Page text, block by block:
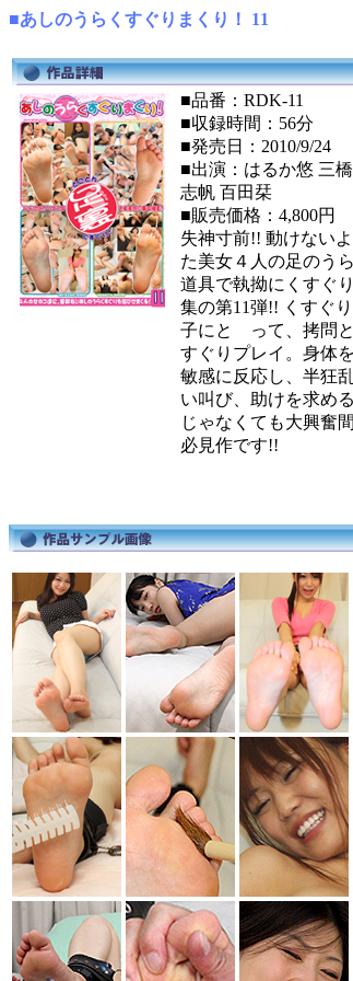
■あしのうらくすぐりまくり！ 11
■品番：RDK-11
■収録時間：56分
■発売日：2010/9/24
■出演：はるか悠 三
志帆 百田栞
■販売価格：4,800円
失神寸前!! 動けない
た美女４人の足のう
道具で執拗にくすぐ
集の第11弾!! くすぐ
子にと って、拷問と
すぐりプレイ。身体
敏感に反応し、半狂
い叫び、助けを求め
じゃなくても大興奮
必見作です!!